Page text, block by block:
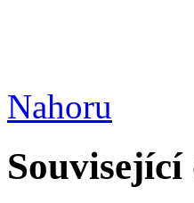
Nahoru
Související